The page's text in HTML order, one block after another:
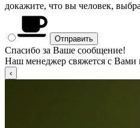
докажите, что вы человек,
Спасибо за Ваше сообщение!
Наш менеджер свяжется с Вами